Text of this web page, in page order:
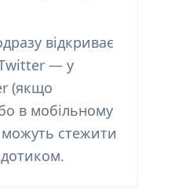
відкриває
— у
(якщо
в мобільному
стежити